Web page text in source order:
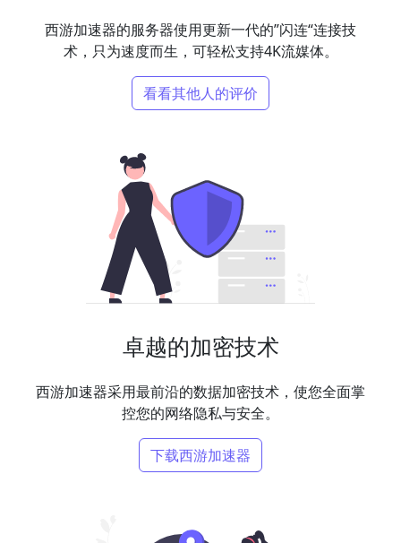
西游加速器的服务器使用更新一代的”闪连“连接技
术，只为速度而生，可轻松支持4K流媒体。
看看其他人的评价
卓越的加密技术
西游加速器采用最前沿的数据加密技术，使您全面掌
控您的网络隐私与安全。
下载西游加速器